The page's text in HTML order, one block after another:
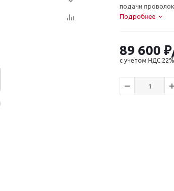
подачи
Подробнее
89 600 ₽
с учетом НДС 22%